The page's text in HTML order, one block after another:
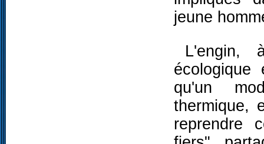
jeune
L'engin,
écologique
qu'un
thermique,
reprendre